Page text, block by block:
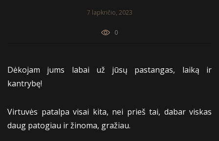
7 lapkričio, 2023
0
Dėkojam jums labai už jūsų pastangas, laiką ir
kantrybę!
Virtuvės patalpa visai kita, nei prieš tai, dabar viskas
daug patogiau ir žinoma, gražiau.